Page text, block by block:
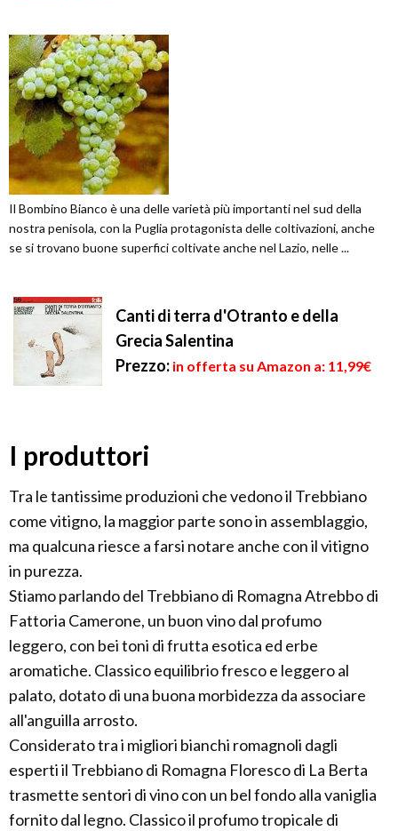
Il Bombino Bianco è una delle varietà più importanti nel sud della
nostra penisola, con la Puglia protagonista delle coltivazioni, anche
se si trovano buone superfici coltivate anche nel Lazio, nelle ...
Canti di terra d'Otranto e della
Grecia Salentina
Prezzo: in offerta su Amazon a: 11,99€
I produttori
Tra le tantissime produzioni che vedono il Trebbiano
come vitigno, la maggior parte sono in assemblaggio,
ma qualcuna riesce a farsi notare anche con il vitigno
in purezza.
Stiamo parlando del Trebbiano di Romagna Atrebbo di
Fattoria Camerone, un buon vino dal profumo
leggero, con bei toni di frutta esotica ed erbe
aromatiche. Classico equilibrio fresco e leggero al
palato, dotato di una buona morbidezza da associare
all'anguilla arrosto.
Considerato tra i migliori bianchi romagnoli dagli
esperti il Trebbiano di Romagna Floresco di La Berta
trasmette sentori di vino con un bel fondo alla vaniglia
fornito dal legno. Classico il profumo tropicale di